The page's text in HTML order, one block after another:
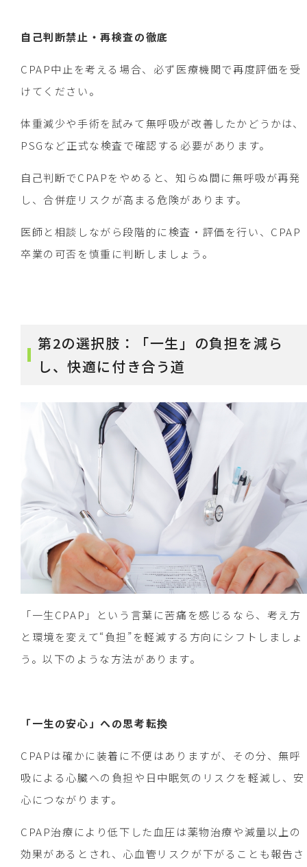
自己判断禁止・再検査の徹底
CPAP中止を考える場合、必ず医療機関で再度評価を受
けてください。
体重減少や手術を試みて無呼吸が改善したかどうかは、
PSGなど正式な検査で確認する必要があります。
自己判断でCPAPをやめると、知らぬ間に無呼吸が再発
し、合併症リスクが高まる危険があります。
医師と相談しながら段階的に検査・評価を行い、CPAP
卒業の可否を慎重に判断しましょう。
第2の選択肢：「一生」の負担を減ら
し、快適に付き合う道
「一生CPAP」という言葉に苦痛を感じるなら、考え方
と環境を変えて“負担”を軽減する方向にシフトしましょ
う。以下のような方法があります。
「一生の安心」への思考転換
CPAPは確かに装着に不便はありますが、その分、無呼
吸による心臓への負担や日中眠気のリスクを軽減し、安
心につながります。
CPAP治療により低下した血圧は薬物治療や減量以上の
効果があるとされ、心血管リスクが下がることも報告さ